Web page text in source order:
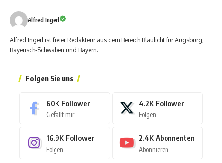
Alfred Ingerl
Alfred Ingerl ist freier Redakteur aus dem Bereich Blaulicht für Augsburg,
Bayerisch-Schwaben und Bayern.
Folgen Sie uns
60K Follower
Gefällt mir
4.2K Follower
Folgen
16.9K Follower
Folgen
2.4K Abonnenten
Abonnieren